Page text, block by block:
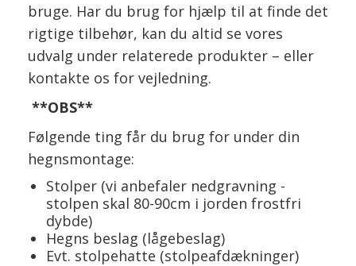
bruge. Har du brug for hjælp til at finde det
rigtige tilbehør, kan du altid se vores
udvalg under relaterede produkter – eller
kontakte os for vejledning.
**OBS**
Følgende ting får du brug for under din
hegnsmontage:
Stolper (vi anbefaler nedgravning -
stolpen skal 80-90cm i jorden frostfri
dybde)
Hegns beslag (lågebeslag)
Evt. stolpehatte (stolpeafdækninger)